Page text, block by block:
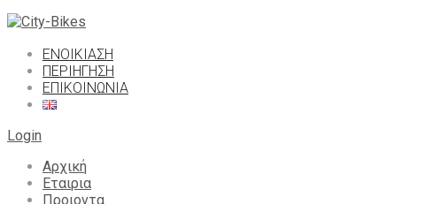
ΕΝΟΙΚΙΑΣΗ
ΠΕΡΙΉΓΗΣΗ
ΕΠΙΚΟΙΝΩΝΙΑ
Login
Αρχική
Εταιρια
Προιοντα